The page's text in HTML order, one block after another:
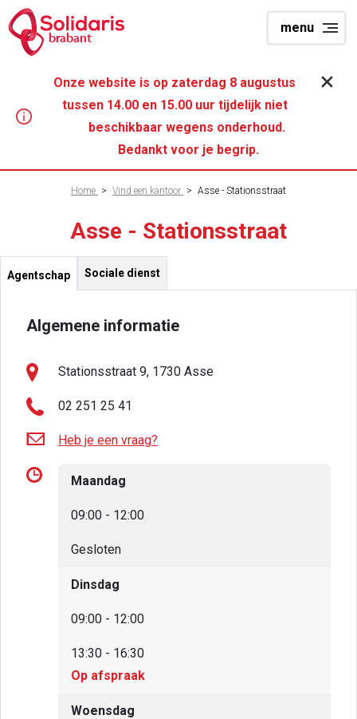
Overslaan
en
gaan
menu
brabant
Onze website is op zaterdag 8 augustus
tussen 14.00 en 15.00 uur tijdelijk niet
beschikbaar wegens onderhoud.
Bedankt voor je begrip.
Kruimelpad
Home > Vind een kantoor > Asse - Stationsstraat
Asse - Stationsstraat
Agentschap Sociale dienst
Algemene informatie
Stationsstraat 9, 1730 Asse
02 251 25 41
Heb je een vraag?
Maandag
09:00 - 12:00
Gesloten
Dinsdag
09:00 - 12:00
13:30 - 16:30
Op afspraak
Woensdag